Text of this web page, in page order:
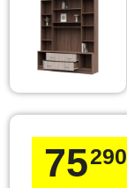
75290